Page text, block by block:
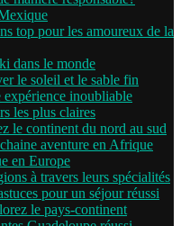
top pour les amoureux de la
dans le monde
le soleil et le sable fin
expérience inoubliable
les plus claires
le continent du nord au sud
aventure en Afrique
en Europe
à travers leurs spécialités
pour un séjour réussi
le pays-continent